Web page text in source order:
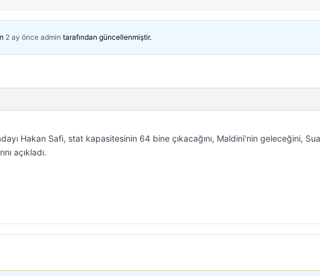
2 ay önce admin tarafından güncellenmiştir.
Hakan Safi, stat kapasitesinin 64 bine çıkacağını, Maldini’nin geleceğini,
açıkladı.